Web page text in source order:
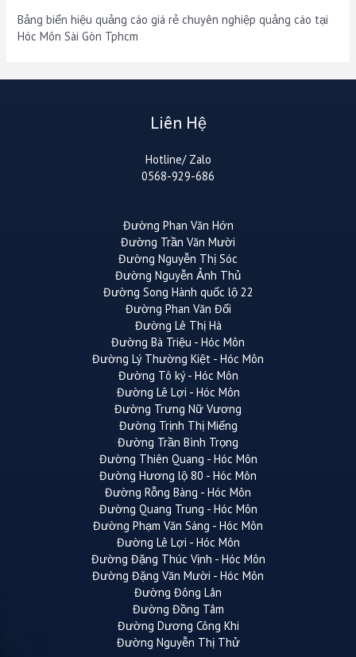
Bảng biển hiệu quảng cáo giá rẻ chuyên nghiệp quảng cáo tại
Hóc Môn Sài Gòn Tphcm
Liên Hệ
Hotline/ Zalo
0568-929-686
Đường Phan Văn Hớn
Đường Trần Văn Mười
Đường Nguyễn Thị Sóc
Đường Nguyễn Ảnh Thủ
Đường Song Hành quốc lộ 22
Đường Phan Văn Đối
Đường Lê Thị Hà
Đường Bà Triệu - Hóc Môn
Đường Lý Thường Kiệt - Hóc Môn
Đường Tô ký - Hóc Môn
Đường Lê Lợi - Hóc Môn
Đường Trưng Nữ Vương
Đường Trịnh Thị Miếng
Đường Trần Bình Trọng
Đường Thiên Quang - Hóc Môn
Đường Hương lộ 80 - Hóc Môn
Đường Rỗng Bàng - Hóc Môn
Đường Quang Trung - Hóc Môn
Đường Phạm Văn Sáng - Hóc Môn
Đường Lê Lợi - Hóc Môn
Đường Đặng Thúc Vịnh - Hóc Môn
Đường Đặng Văn Mười - Hóc Môn
Đường Đông Lân
Đường Đồng Tâm
Đường Dương Công Khi
Đường Nguyễn Thị Thử